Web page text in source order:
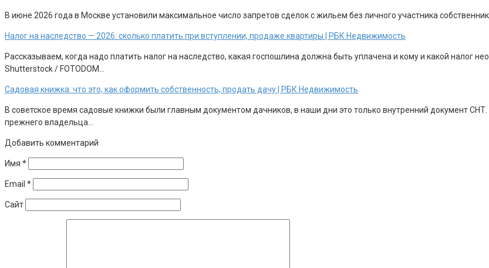
В июне 2026 года в Москве установили максимальное число запретов сделок с жильем без личного участника
Налог на наследство — 2026: сколько платить при вступлении, продаже квартиры | РБК Недвижимость
Рассказываем, когда надо платить налог на наследство, какая госпошлина должна быть уплачена и кому и какой налог
Shutterstock / FOTODOM…
Садовая книжка: что это, как оформить собственность, продать дачу | РБК Недвижимость
В советское время садовые книжки были главным документом дачников, в наши дни это только внутренний документ
прежнего владельца…
Добавить комментарий
Имя *
Email *
Сайт